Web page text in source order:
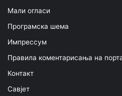
Мали огласи
Програмска шема
Импрессум
Правила коментарисања на
Контакт
Савјет